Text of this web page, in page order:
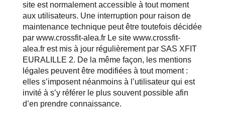
site est normalement accessible à tout moment
aux utilisateurs. Une interruption pour raison de
maintenance technique peut être toutefois décidée
par www.crossfit-alea.fr Le site www.crossfit-
alea.fr est mis à jour régulièrement par SAS XFIT
EURALILLE 2. De la même façon, les mentions
légales peuvent être modifiées à tout moment :
elles s’imposent néanmoins à l’utilisateur qui est
invité à s’y référer le plus souvent possible afin
d’en prendre connaissance.